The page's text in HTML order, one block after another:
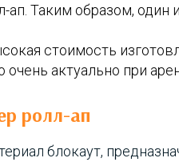
ап. Таким образом,
стоимость
очень актуально при
ролл-ап
блокаут,